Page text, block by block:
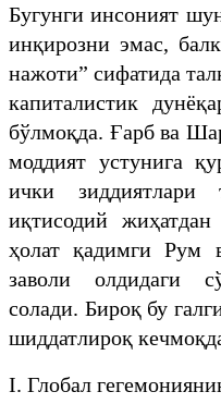
​Бугунги инсоният
инқирозни эмас,
нажоти” сифатида
капиталистик
бўлмоқда. Ғарб ва
моддият устунига
ички зиддиятлари
иқтисодий
ҳолат қадимги Рум
заволи олдидаги
солади. Бироқ бу
шиддатлироқ
​I. Глобал